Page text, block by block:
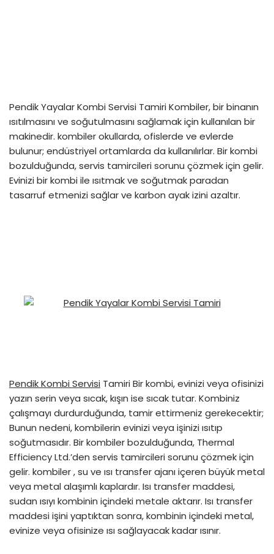
Pendik Yayalar Kombi Servisi Tamiri Kombiler, bir binanın
ısıtılmasını ve soğutulmasını sağlamak için kullanılan bir
makinedir. kombiler okullarda, ofislerde ve evlerde
bulunur; endüstriyel ortamlarda da kullanılırlar. Bir kombi
bozulduğunda, servis tamircileri sorunu çözmek için gelir.
Evinizi bir kombi ile ısıtmak ve soğutmak paradan
tasarruf etmenizi sağlar ve karbon ayak izini azaltır.
Pendik Kombi Servisi Tamiri Bir kombi, evinizi veya ofisinizi
yazın serin veya sıcak, kışın ise sıcak tutar. Kombiniz
çalışmayı durdurduğunda, tamir ettirmeniz gerekecektir;
Bunun nedeni, kombilerin evinizi veya işinizi ısıtıp
soğutmasıdır. Bir kombiler bozulduğunda, Thermal
Efficiency Ltd.’den servis tamircileri sorunu çözmek için
gelir. kombiler , su ve ısı transfer ajanı içeren büyük metal
veya metal alaşımlı kaplardır. Isı transfer maddesi,
sudan ısıyı kombinin içindeki metale aktarır. Isı transfer
maddesi işini yaptıktan sonra, kombinin içindeki metal,
evinize veya ofisinize ısı sağlayacak kadar ısınır.